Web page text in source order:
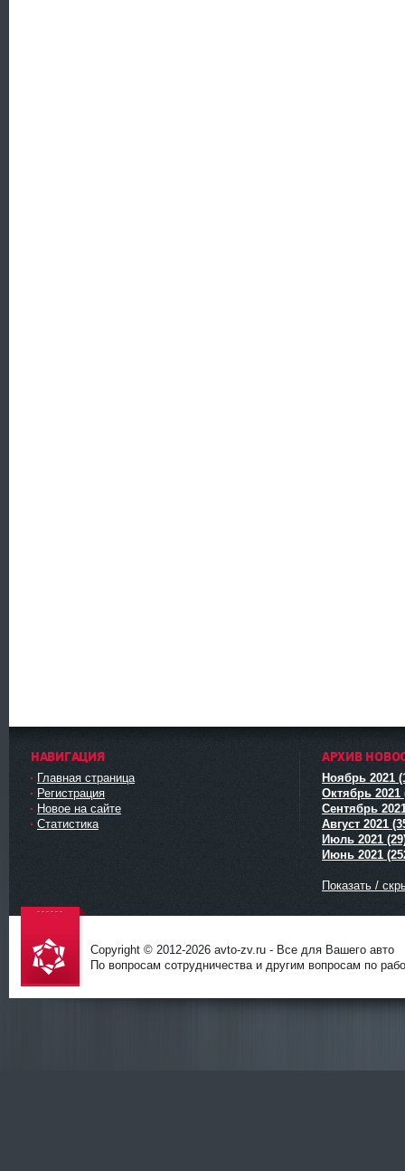
НАВИГАЦИЯ
Главная страница
Регистрация
Новое на сайте
Статистика
АРХИВ
Ноябрь 2021
Октябрь 2021
Сентябрь
Август 2021
Июль 2021
Июнь 2021
Показать /
avto-zv.ru
Copyright © 2012-2026 avto-zv.ru - Все для Вашего авто
По вопросам сотрудничества и другим вопросам по